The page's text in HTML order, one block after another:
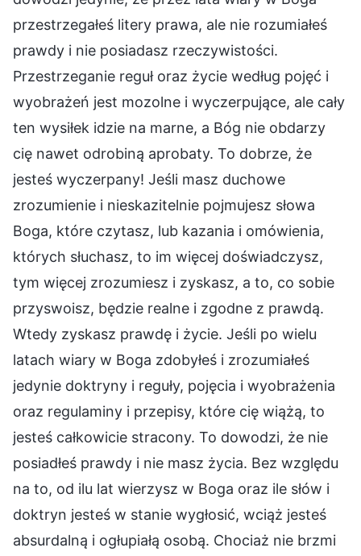
przestrzegałeś litery prawa, ale nie rozumiałeś
prawdy i nie posiadasz rzeczywistości.
Przestrzeganie reguł oraz życie według pojęć i
wyobrażeń jest mozolne i wyczerpujące, ale cały
ten wysiłek idzie na marne, a Bóg nie obdarzy
cię nawet odrobiną aprobaty. To dobrze, że
jesteś wyczerpany! Jeśli masz duchowe
zrozumienie i nieskazitelnie pojmujesz słowa
Boga, które czytasz, lub kazania i omówienia,
których słuchasz, to im więcej doświadczysz,
tym więcej zrozumiesz i zyskasz, a to, co sobie
przyswoisz, będzie realne i zgodne z prawdą.
Wtedy zyskasz prawdę i życie. Jeśli po wielu
latach wiary w Boga zdobyłeś i zrozumiałeś
jedynie doktryny i reguły, pojęcia i wyobrażenia
oraz regulaminy i przepisy, które cię wiążą, to
jesteś całkowicie stracony. To dowodzi, że nie
posiadłeś prawdy i nie masz życia. Bez względu
na to, od ilu lat wierzysz w Boga oraz ile słów i
doktryn jesteś w stanie wygłosić, wciąż jesteś
absurdalną i ogłupiałą osobą. Chociaż nie brzmi